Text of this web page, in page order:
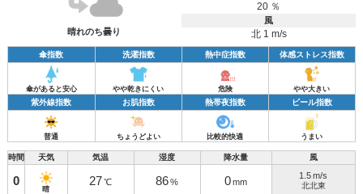
晴れのち曇り
20 ％
風
北 1 m/s
傘指数 洗濯指数 熱中症指数 体感ストレス指数
傘があると安心 やや乾きにくい 危険 やや大きい
紫外線指数 お肌指数 熱帯夜指数 ビール指数
普通 ちょうどよい 比較的快適 うまい
時間 天気 気温 湿度 降水量 風
0
晴
27 ℃ 86 % 0 mm
1.5 m/s
北北東